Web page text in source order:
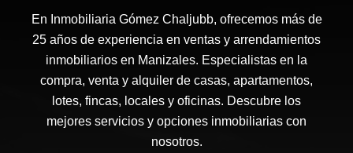
En Inmobiliaria Gómez Chaljubb, ofrecemos más de
25 años de experiencia en ventas y arrendamientos
inmobiliarios en Manizales. Especialistas en la
compra, venta y alquiler de casas, apartamentos,
lotes, fincas, locales y oficinas. Descubre los
mejores servicios y opciones inmobiliarias con
nosotros.